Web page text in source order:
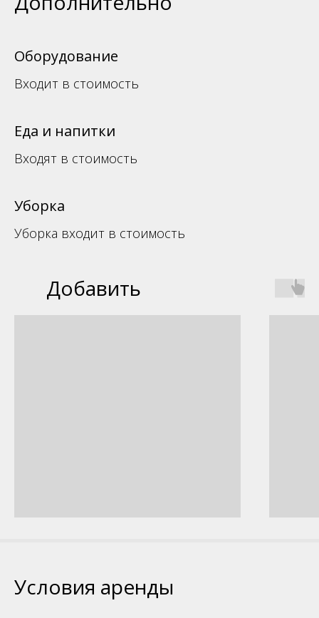
Оборудование
Входит в стоимость
Еда и напитки
Входят в стоимость
Уборка
Уборка входит в стоимость
Добавить
Условия аренды